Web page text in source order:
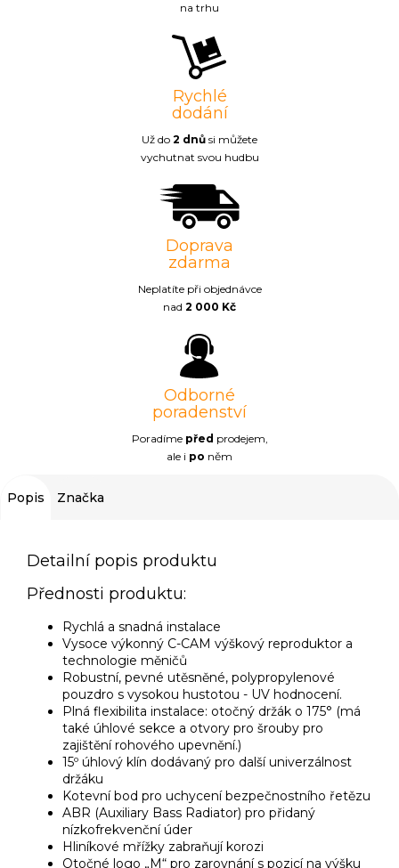
na trhu
Rychlé
dodání
Už do 2 dnů si můžete
vychutnat svou hudbu
Doprava
zdarma
Neplatíte při objednávce
nad 2 000 Kč
Odborné
poradenství
Poradíme před prodejem,
ale i po něm
Popis Značka
Detailní popis produktu
Přednosti produktu:
Rychlá a snadná instalace
Vysoce výkonný C-CAM výškový reproduktor a
technologie měničů
Robustní, pevné utěsněné, polypropylenové
pouzdro s vysokou hustotou - UV hodnocení.
Plná flexibilita instalace: otočný držák o 175° (má
také úhlové sekce a otvory pro šrouby pro
zajištění rohového upevnění.)
15º úhlový klín dodávaný pro další univerzálnost
držáku
Kotevní bod pro uchycení bezpečnostního řetězu
ABR (Auxiliary Bass Radiator) pro přidaný
nízkofrekvenční úder
Hliníkové mřížky zabraňují korozi
Otočné logo „M“ pro zarovnání s pozicí na výšku